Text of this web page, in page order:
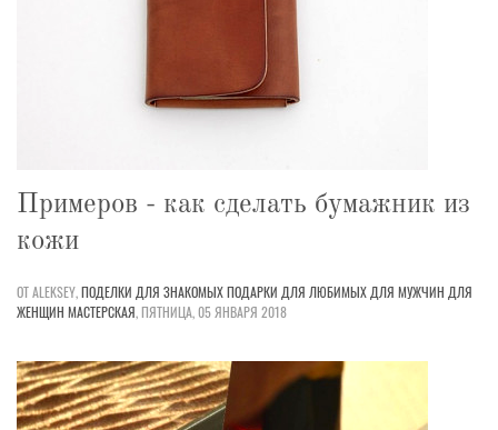
Примеров - как сделать бумажник из
кожи
ОТ ALEKSEY,ПОДЕЛКИ ДЛЯ ЗНАКОМЫХПОДАРКИ ДЛЯ ЛЮБИМЫХ ДЛЯ МУЖЧИН ДЛЯ
ЖЕНЩИН МАСТЕРСКАЯ,ПЯТНИЦА, 05 ЯНВАРЯ 2018